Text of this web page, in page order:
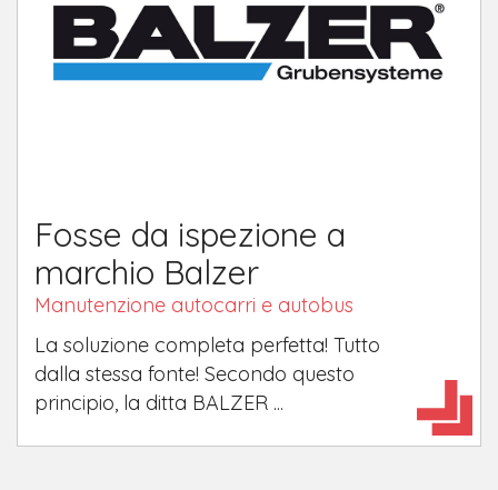
Fosse da ispezione a
marchio Balzer
Manutenzione autocarri e autobus
La soluzione completa perfetta! Tutto
dalla stessa fonte! Secondo questo
principio, la ditta BALZER ...